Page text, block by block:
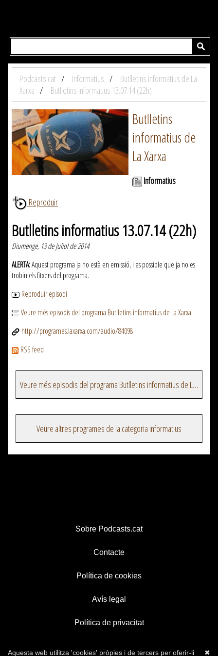
Podcasts.cat Informatius
Butlletins informatius de La
Xarxa
Butlletins informatius 13.07.14 (22h)
Butlletins
informatius de
La Xarxa
Informatius
Reproduir
Butlletins informatius 13.07.14 (22h)
Diumenge, 13 de Juliol de 2014
ALERTA:Aquest programa ja no està en emissió, i es possible que ja no es
trobin els fitxers del programa.
Reproduir episodi
Veure més episodis del programa Butlletins informatius de La Xarxa
http://programes.laxarxa.com/audio/84098
RSS feed
Veure més episodis del programa Butlletins informatius de La Xarxa
Veure altres programes de la categoria informatius
Sobre Podcasts.cat
Contacte
Política de cookies
Avís legal
Política de privacitat
✖
Aquesta web utilitza 'cookies' pròpies i de tercers per oferir-li